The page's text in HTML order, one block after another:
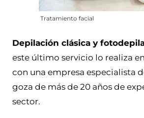
Tratamiento facial
Depilación clásica y
este último servicio lo realiza
con una empresa especialista
goza de más de 20 años de
sector.